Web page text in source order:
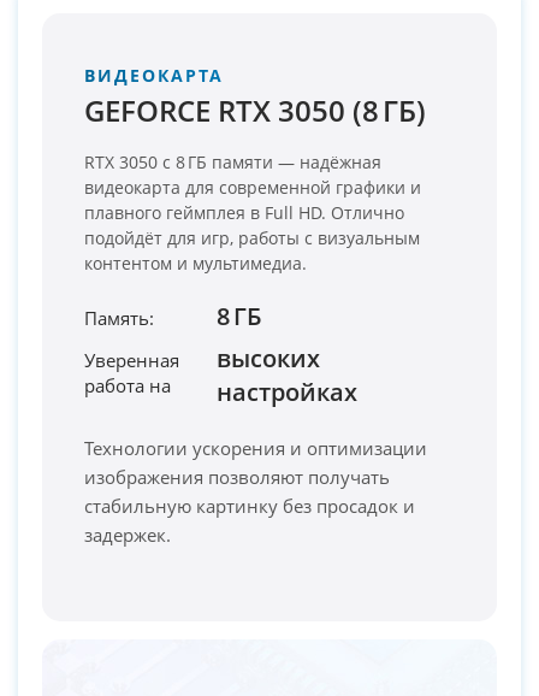
ВИДЕОКАРТА
GEFORCE RTX 3050 (8 ГБ)
RTX 3050 с 8 ГБ памяти — надёжная
видеокарта для современной графики и
плавного геймплея в Full HD. Отлично
подойдёт для игр, работы с визуальным
контентом и мультимедиа.
Память: 8 ГБ
Уверенная
работа на
высоких
настройках
Технологии ускорения и оптимизации
изображения позволяют получать
стабильную картинку без просадок и
задержек.